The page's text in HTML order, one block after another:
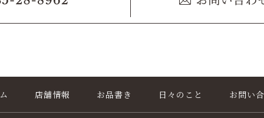
店舗情報 お品書き 日々のこと お問い